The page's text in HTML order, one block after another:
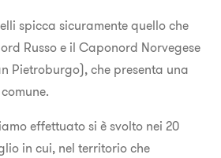
spicca sicuramente quello che
Russo e il Caponord Norvegese
Pietroburgo), che presenta una
effettuato si è svolto nei 20
in cui, nel territorio che